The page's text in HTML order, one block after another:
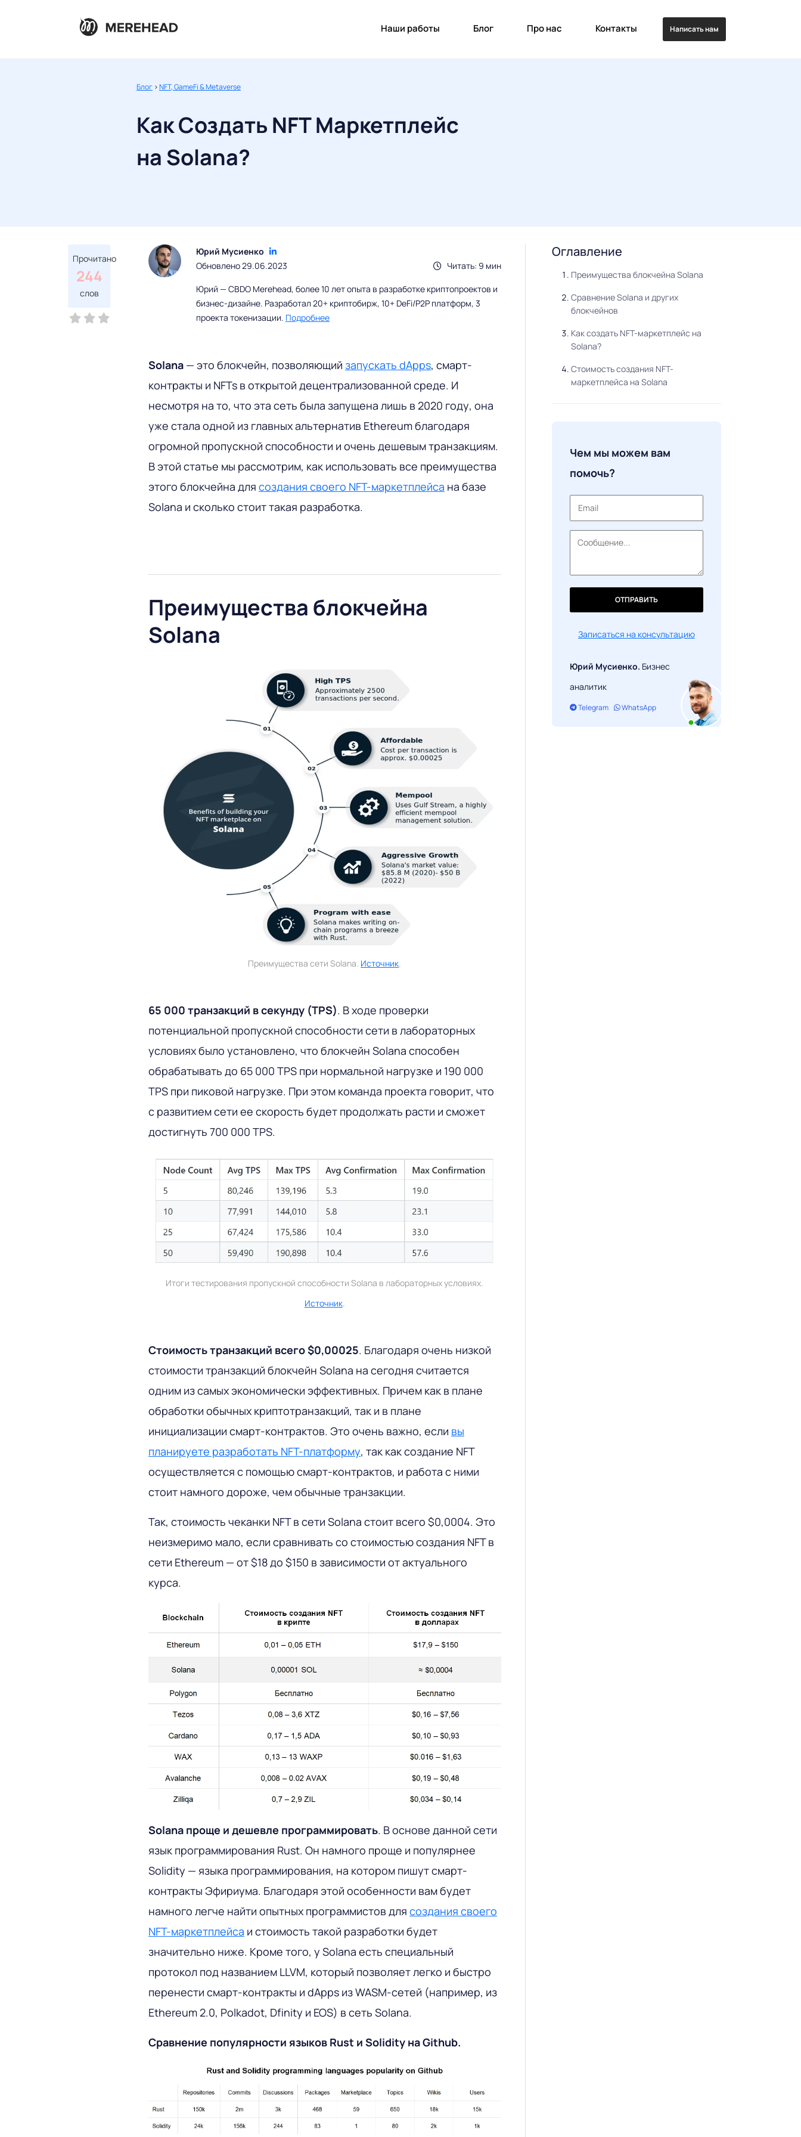
Наши работы Блог Про нас Контакты Написать нам
Блог >NFT, GameFi & Metaverse
Как Создать NFT Маркетплейс
на Solana?
Прочитано
244
слов
Юрий Мусиенко
Читать: 9 мин
Обновлено 29.06.2023
Юрий — CBDO Merehead, более 10 лет опыта в разработке криптопроектов и
бизнес-дизайне. Разработал 20+ криптобирж, 10+ DeFi/P2P платформ, 3
проекта токенизации. Подробнее
Solana — это блокчейн, позволяющий запускать dApps, смарт-
контракты и NFTs в открытой децентрализованной среде. И
несмотря на то, что эта сеть была запущена лишь в 2020 году, она
уже стала одной из главных альтернатив Ethereum благодаря
огромной пропускной способности и очень дешевым транзакциям.
В этой статье мы рассмотрим, как использовать все преимущества
этого блокчейна для создания своего NFT-маркетплейса на базе
Solana и сколько стоит такая разработка.
Преимущества блокчейна
Solana
Преимущества сети Solana. Источник.
65 000 транзакций в секунду (TPS). В ходе проверки
потенциальной пропускной способности сети в лабораторных
условиях было установлено, что блокчейн Solana способен
обрабатывать до 65 000 TPS при нормальной нагрузке и 190 000
TPS при пиковой нагрузке. При этом команда проекта говорит, что
с развитием сети ее скорость будет продолжать расти и сможет
достигнуть 700 000 TPS.
Итоги тестирования пропускной способности Solana в лабораторных условиях.
Источник.
Стоимость транзакций всего $0,00025. Благодаря очень низкой
стоимости транзакций блокчейн Solana на сегодня считается
одним из самых экономически эффективных. Причем как в плане
обработки обычных криптотранзакций, так и в плане
инициализации смарт-контрактов. Это очень важно, если вы
планируете разработать NFT-платформу, так как создание NFT
осуществляется с помощью смарт-контрактов, и работа с ними
стоит намного дороже, чем обычные транзакции.
Так, стоимость чеканки NFT в сети Solana стоит всего $0,0004. Это
неизмеримо мало, если сравнивать со стоимостью создания NFT в
сети Ethereum — от $18 до $150 в зависимости от актуального
курса.
Solana проще и дешевле программировать. В основе данной сети
язык программирования Rust. Он намного проще и популярнее
Solidity — языка программирования, на котором пишут смарт-
контракты Эфириума. Благодаря этой особенности вам будет
намного легче найти опытных программистов для создания своего
NFT-маркетплейса и стоимость такой разработки будет
значительно ниже. Кроме того, у Solana есть специальный
протокол под названием LLVM, который позволяет легко и быстро
перенести смарт-контракты и dApps из WASM-сетей (например, из
Ethereum 2.0, Polkadot, Dfinity и EOS) в сеть Solana.
Сравнение популярности языков Rust и Solidity на Github.
Оглавление
Преимущества блокчейна Solana
Сравнение Solana и других
блокчейнов
Как создать NFT-маркетплейс на
Solana?
Стоимость создания NFT-
маркетплейса на Solana
Чем мы можем вам
помочь?
ОТПРАВИТЬ
Записаться на консультацию
Юрий Мусиенко. Бизнес
аналитик
Telegram WhatsApp